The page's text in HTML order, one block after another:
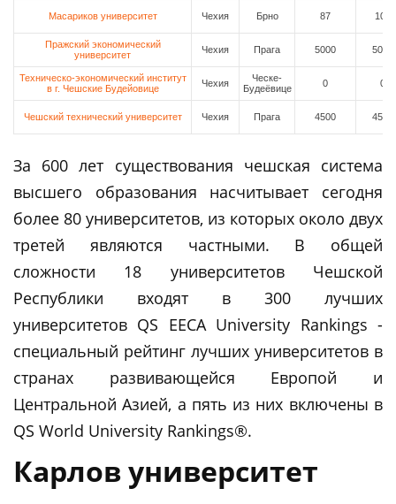
Масариков университет Чехия Брно 87 109
Пражский экономический
университет
Чехия Прага 5000 5000
Техническо-экономический институт
в г. Чешские Будейовице
Чехия
Ческе-
Будеёвице
0 0
Чешский технический университет Чехия Прага 4500 4500
За 600 лет существования чешская система
высшего образования насчитывает сегодня
более 80 университетов, из которых около двух
третей являются частными. В общей
сложности 18 университетов Чешской
Республики входят в 300 лучших
университетов QS EECA University Rankings -
специальный рейтинг лучших университетов в
странах развивающейся Европой и
Центральной Азией, а пять из них включены в
QS World University Rankings®.
Карлов университет